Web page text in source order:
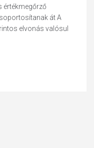
értékmegőrző
át A
elvonás valósul